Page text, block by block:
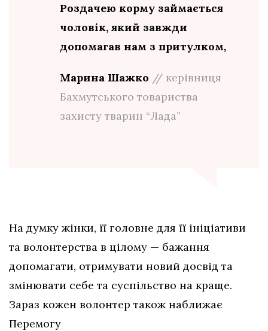
Роздачею корму займається
чоловік, який завжди
допомагав нам з притулком,
Марина Шажко // керівниця
Бахмутського товариства
захисту тварин “Лада”
На думку жінки, її головне для її ініціативи
та волонтерства в цілому — бажання
допомагати, отримувати новий досвід та
змінювати себе та суспільство на краще.
Зараз кожен волонтер також наближає
Перемогу